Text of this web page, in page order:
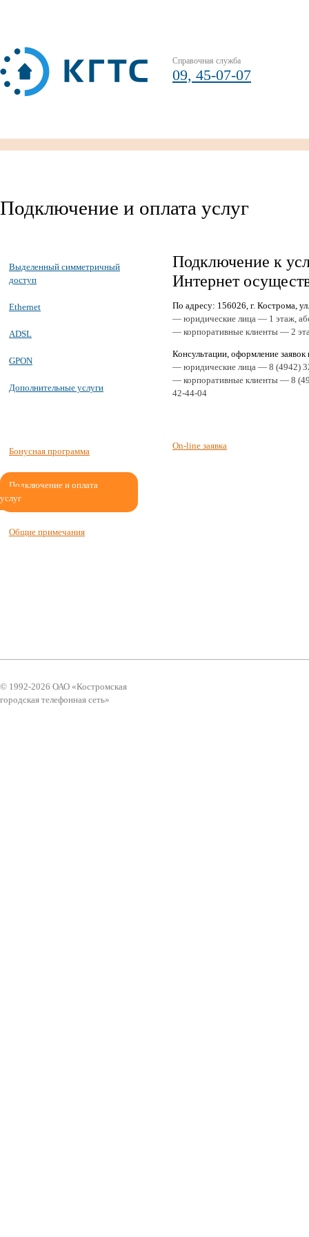
Справочная служба
09, 45-07-07
Подключение и оплата услуг
Выделенный симметричный
доступ
Ethernet
ADSL
GPON
Дополнительные услуги
Бонусная программа
Подключение и оплата
услуг
Общие примечания
Подключение к
Интернет
По адресу: 156026, г. Кострома,
— юридические лица — 1 этаж,
— корпоративные клиенты — 2
Консультации, оформление заявок
— юридические лица — 8 (4942)
— корпоративные клиенты — 8
42-44-04
On-line заявка
© 1992-2026 ОАО «Костромская
городская телефонная сеть»